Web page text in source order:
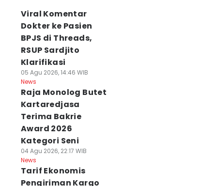
Viral Komentar
Dokter ke Pasien
BPJS di Threads,
RSUP Sardjito
Klarifikasi
05 Agu 2026, 14:46 WIB
News
Raja Monolog Butet
Kartaredjasa
Terima Bakrie
Award 2026
Kategori Seni
04 Agu 2026, 22:17 WIB
News
Tarif Ekonomis
Pengiriman Kargo